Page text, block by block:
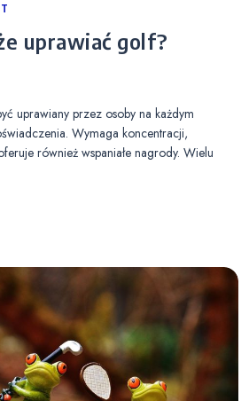
uprawiać golf?
uprawiany przez osoby na każdym
Wymaga koncentracji,
również wspaniałe nagrody. Wielu